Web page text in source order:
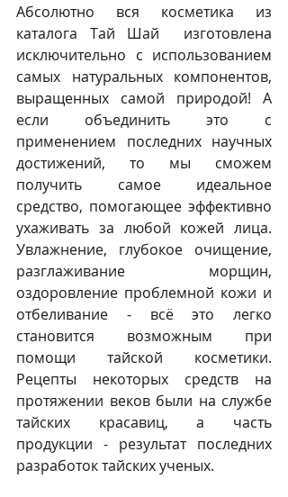
Абсолютно вся косметика из
каталога Тай Шай  изготовлена
исключительно с использованием
самых натуральных компонентов,
выращенных самой природой! А
если объединить это с
применением последних научных
достижений, то мы сможем
получить самое идеальное
средство, помогающее эффективно
ухаживать за любой кожей лица.
Увлажнение, глубокое очищение,
разглаживание морщин,
оздоровление проблемной кожи и
отбеливание - всё это легко
становится возможным при
помощи тайской косметики.
Рецепты некоторых средств на
протяжении веков были на службе
тайских красавиц, а часть
продукции - результат последних
разработок тайских ученых.